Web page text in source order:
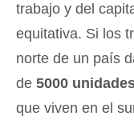
trabajo y del
equitativa. Si los
norte de un país
de 5000
que viven en el